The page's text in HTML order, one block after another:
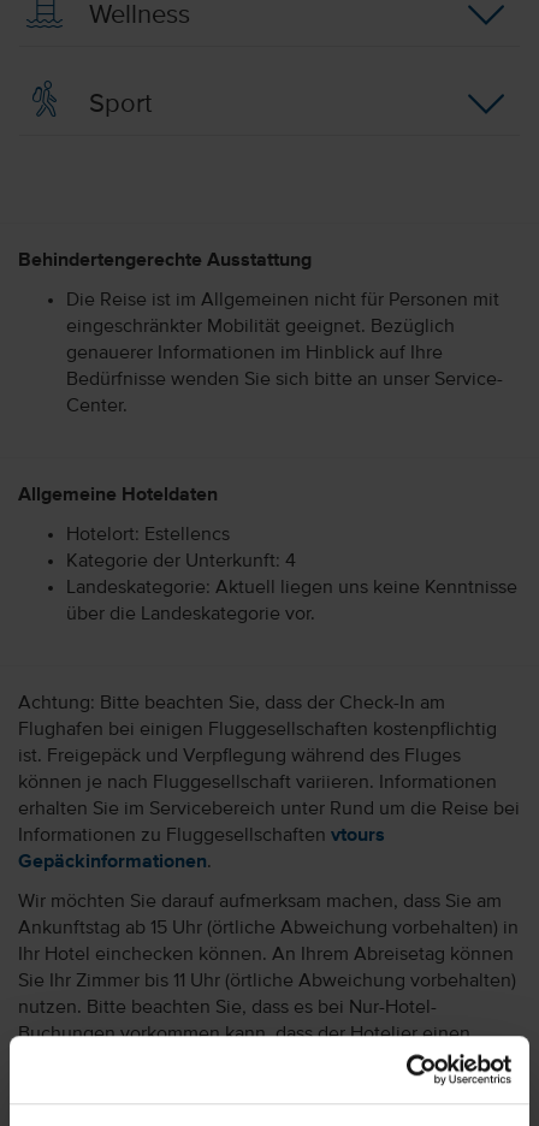
Wellness
Sport
Behindertengerechte Ausstattung
Die Reise ist im Allgemeinen nicht für Personen mit
eingeschränkter Mobilität geeignet. Bezüglich
genauerer Informationen im Hinblick auf Ihre
Bedürfnisse wenden Sie sich bitte an unser Service-
Center.
Allgemeine Hoteldaten
Hotelort: Estellencs
Kategorie der Unterkunft: 4
Landeskategorie: Aktuell liegen uns keine Kenntnisse
über die Landeskategorie vor.
Achtung: Bitte beachten Sie, dass der Check-In am
Flughafen bei einigen Fluggesellschaften kostenpflichtig
ist. Freigepäck und Verpflegung während des Fluges
können je nach Fluggesellschaft variieren. Informationen
erhalten Sie im Servicebereich unter Rund um die Reise bei
Informationen zu Fluggesellschaften vtours
Gepäckinformationen.
Wir möchten Sie darauf aufmerksam machen, dass Sie am
Ankunftstag ab 15 Uhr (örtliche Abweichung vorbehalten) in
Ihr Hotel einchecken können. An Ihrem Abreisetag können
Sie Ihr Zimmer bis 11 Uhr (örtliche Abweichung vorbehalten)
nutzen. Bitte beachten Sie, dass es bei Nur-Hotel-
Buchungen vorkommen kann, dass der Hotelier einen
Nachweis der Anreise aus einem EU-Land oder der Schweiz
fordert. Sollte ein derartiger Nachweis nicht gelingen, kann